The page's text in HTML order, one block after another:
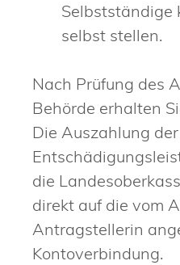
Selbstständige
selbst stellen.
Nach Prüfung des
Behörde erhalten
Die Auszahlung der
die
direkt auf die vom
Antragstellerin
Kontoverbindung.